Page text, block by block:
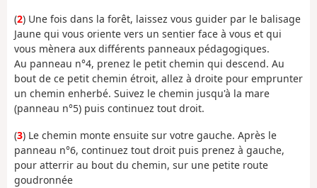
(2) Une fois dans la forêt, laissez vous guider par le balisage
Jaune qui vous oriente vers un sentier face à vous et qui
vous mènera aux différents panneaux pédagogiques.
Au panneau n°4, prenez le petit chemin qui descend. Au
bout de ce petit chemin étroit, allez à droite pour emprunter
un chemin enherbé. Suivez le chemin jusqu'à la mare
(panneau n°5) puis continuez tout droit.
(3) Le chemin monte ensuite sur votre gauche. Après le
panneau n°6, continuez tout droit puis prenez à gauche,
pour atterrir au bout du chemin, sur une petite route
goudronnée